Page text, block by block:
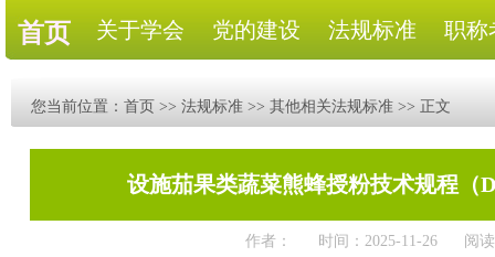
首页 关于学会 党的建设 法规标准 职称
您当前位置： 首页 >> 法规标准 >> 其他相关法规标准 >> 正文
设施茄果类蔬菜熊蜂授粉技术规程（
作者： 时间：2025-11-26 阅